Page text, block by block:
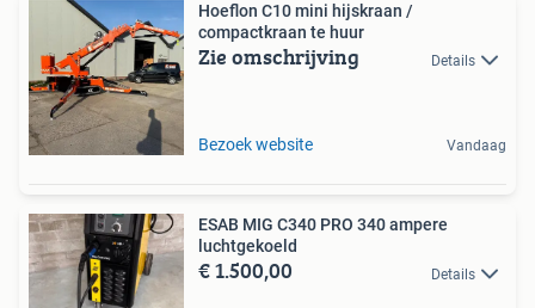
Hoeflon C10 mini hijskraan /
compactkraan te huur
Zie omschrijving Details
Bezoek website Vandaag
ESAB MIG C340 PRO 340 ampere
luchtgekoeld
€ 1.500,00 Details